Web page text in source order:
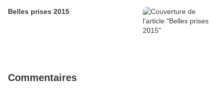
Belles prises 2015
Commentaires